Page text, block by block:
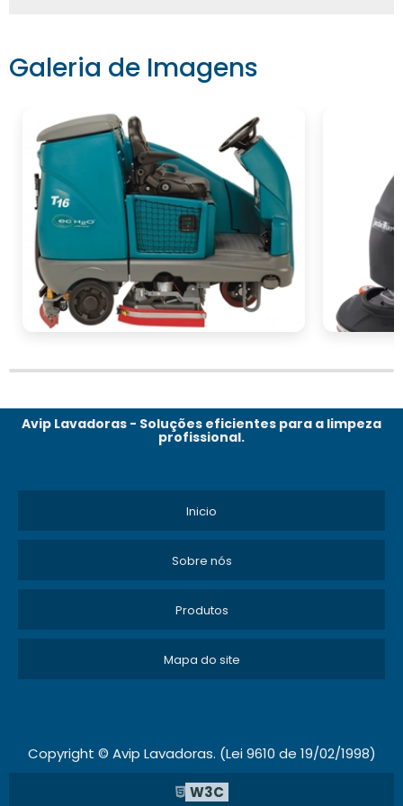
a solicitação de orçamento. Você pode
preencher um formulário com suas
entrará em contato para apresentar as
melhores opções de equipamentos.
Não deixe de considerar a duração da
locação e as condições de entrega e retirada
do equipamento. Uma boa empresa de
locação garantirá flexibilidade e suporte total
durante toda a sua experiência, assegurando
que a solução recebida atenda todas as
necessidades da sua empresa.
seus ambientes comerciais? Solicite agora
lavadora de pisose garanta uma
experiência de limpeza de qualidade superior.
e oferecer as melhores soluções para o seu
Galeria de Imagens
Avip Lavadoras - Soluções eficientes para a limpeza
profissional.
Inicio
Sobre nós
Produtos
Mapa do site
Copyright © Avip Lavadoras. (Lei 9610 de 19/02/1998)
W3C